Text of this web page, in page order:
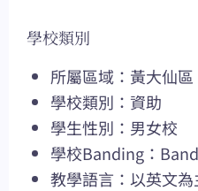
學校類別
所屬區域：黃大仙區
學校類別：資助
學生性別：男女校
學校Banding：
教學語言：以英文為